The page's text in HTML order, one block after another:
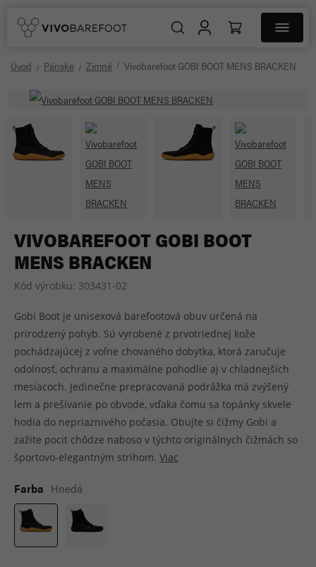
Úvod Pánske Zimné Vivobarefoot GOBI BOOT MENS BRACKEN
VIVOBAREFOOT GOBI BOOT
MENS BRACKEN
Kód výrobku: 303431-02
Gobi Boot je unisexová barefootová obuv určená na
prirodzený pohyb. Sú vyrobené z prvotriednej kože
pochádzajúcej z voľne chovaného dobytka, ktorá zaručuje
odolnosť, ochranu a maximálne pohodlie aj v chladnejších
mesiacoch. Jedinečne prepracovaná podrážka má zvýšený
lem a prešívanie po obvode, vďaka čomu sa topánky skvele
hodia do nepriaznivého počasia. Obujte si čižmy Gobi a
zažite pocit chôdze naboso v týchto originálnych čižmách so
športovo-elegantným strihom. Viac
Farba Hnedá